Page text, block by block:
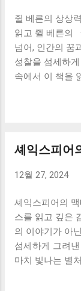
감합니다. 레...
시하는 그의 행
지만 이야기가
겨진 따뜻함과
에 숨겨진 이유
는 자신의 오만
돌아보고, 타인
발견하며 반성
정을 보여줍니
많은 실수를 저
판과 진심 어린
쥘 베른의 상상
읽고 쥘 베른의
넘어, 인간의 꿈
성찰을 섬세하
속에서 이 책을
발사체 '콜럼비
절과 성공, 그리
의 주인공, 바르
고 분석적인 태
고, 니콜의 낙천
제게 위안과 힘
으로 제가 사회
각을 하게 했습
셰익스피어
12월 27, 2024
셰익스피어의
스를 읽고 깊은
의 이야기가 아
섬세하게 그려
마치 빛나는 별